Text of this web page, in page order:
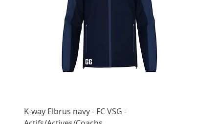
K-way Elbrus navy - FC VSG -